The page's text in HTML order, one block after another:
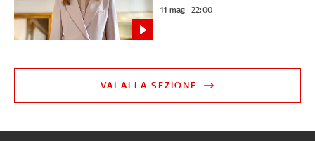
11 mag - 22:00
VAI ALLA SEZIONE